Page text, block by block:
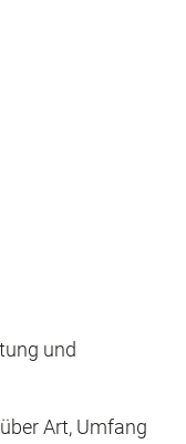
und
Art, Umfang